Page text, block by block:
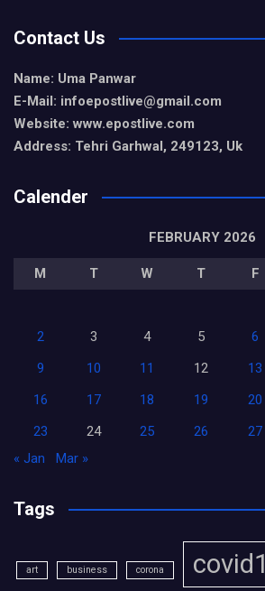
Contact Us
Name: Uma Panwar
E-Mail: infoepostlive@gmail.com
Website: www.epostlive.com
Address: Tehri Garhwal, 249123, Uk
Calender
FEBRUARY 2026
M T W T F
2
3 4 5 6
9
10 11 12 13
16
17 18 19 20
23
24 25 26 27
« Jan
Mar »
Tags
art business corona